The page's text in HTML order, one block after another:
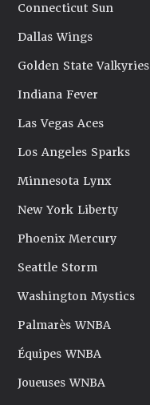
Connecticut Sun
Dallas Wings
Golden State Valkyries
Indiana Fever
Las Vegas Aces
Los Angeles Sparks
Minnesota Lynx
New York Liberty
Phoenix Mercury
Seattle Storm
Washington Mystics
Palmarès WNBA
Équipes WNBA
Joueuses WNBA